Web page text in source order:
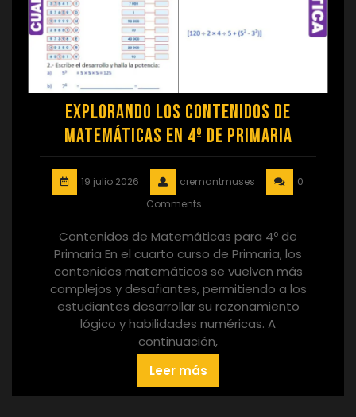
Explorando los Contenidos de
Matemáticas en 4º de Primaria
19 julio 2026 cremantmuses
0
Comments
Contenidos de Matemáticas para 4º de
Primaria En el cuarto curso de Primaria, los
contenidos matemáticos se vuelven más
complejos y desafiantes, permitiendo a los
estudiantes desarrollar su razonamiento
lógico y habilidades numéricas. A
continuación,
Leer más